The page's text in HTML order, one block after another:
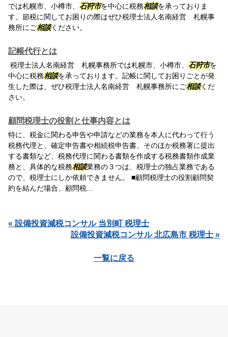
では札幌市、小樽市、 石狩市を中心に税務相談を承っておりま
す。節税に関してお困りの際はぜひ税理士法人名南経営 札幌事
務所にご相談ください。
記帳代行とは
税理士法人名南経営 札幌事務所では札幌市、小樽市、 石狩市を
中心に税務相談を承っております。記帳に関してお困りごとが発
生した際は、ぜひ税理士法人名南経営 札幌事務所にご相談くだ
さい。
顧問税理士の役割と仕事内容とは
特に、税金に関わる申告や申請などの業務を本人に代わって行う
税務代理と、確定申告書や相続税申告書、そのほか税務署に提出
する書類など、税務代理に関わる書類を作成する税務書類作成業
務と、具体的な税務相談業務の３つは、税理士の独占業務である
ので、税理士にしか依頼できません。 ■顧問税理士の役割顧問契
約を結んだ場合、顧問税...
« 設備投資減税コンサル 当別町 税理士
設備投資減税コンサル 北広島市 税理士 »
一覧に戻る